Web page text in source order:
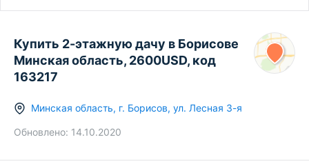
Купить 2-этажную дачу в Борисове
Минская область, 2600USD, код
163217
Минская область, г. Борисов, ул. Лесная 3-я
Обновлено: 14.10.2020